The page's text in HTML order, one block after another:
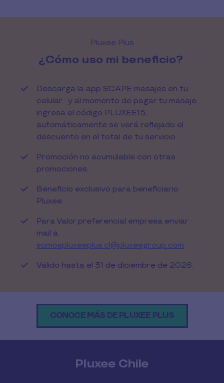
Pluxee Plus
¿Cómo uso mi beneficio?
Descarga la app SCAPE masajes en tu
celular y al momento de pagar tu masaje
ingresa el código PLUXEE15,
automáticamente se verá reflejado el
descuento en el total de tu servicio.
Promoción no acumulable con otras
promociones.
Beneficio exclusivo para beneficiario
Pluxee.
Para Valor preferencial empresa enviar
mail a:
somospluxeeplus.cl@pluxeegroup.com
Válido hasta el 31 de diciembre de 2026.
CONOCE MÁS DE PLUXEE PLUS
Pluxee Chile